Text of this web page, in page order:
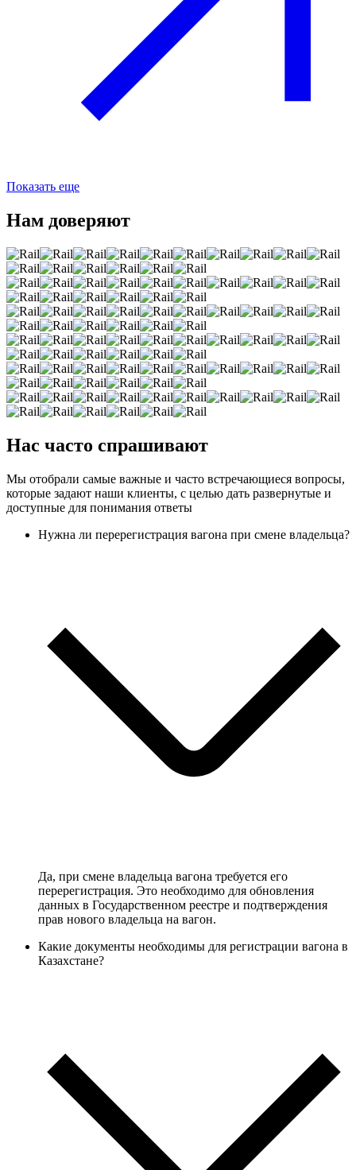
Показать еще
Нам доверяют
Нас часто спрашивают
Мы отобрали самые важные и часто встречающиеся вопросы,
которые задают наши клиенты, с целью дать развернутые и
доступные для понимания ответы
Нужна ли перерегистрация вагона при смене владельца?
Да, при смене владельца вагона требуется его
перерегистрация. Это необходимо для обновления
данных в Государственном реестре и подтверждения
прав нового владельца на вагон.
Какие документы необходимы для регистрации вагона в
Казахстане?